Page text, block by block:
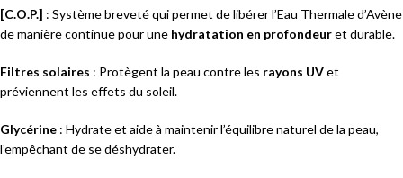
[C.O.P.] : Système breveté qui permet de libérer l’Eau Thermale d’Avène
de manière continue pour une hydratation en profondeuret durable.
Filtres solaires : Protègent la peau contre les rayons UVet
préviennent les effets du soleil.
Glycérine : Hydrate et aide à maintenir l’équilibre naturel de la peau,
l’empêchant de se déshydrater.